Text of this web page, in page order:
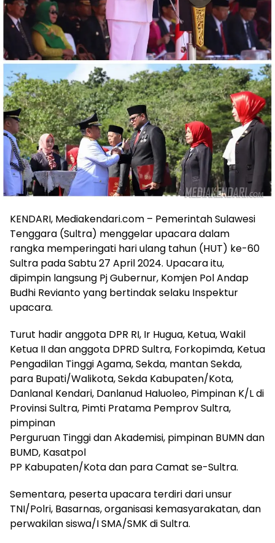
KENDARI, Mediakendari.com – Pemerintah Sulawesi
Tenggara (Sultra) menggelar upacara dalam
rangka memperingati hari ulang tahun (HUT) ke-60
Sultra pada Sabtu 27 April 2024. Upacara itu,
dipimpin langsung Pj Gubernur, Komjen Pol Andap
Budhi Revianto yang bertindak selaku Inspektur
upacara.
Turut hadir anggota DPR RI, Ir Hugua, Ketua, Wakil
Ketua II dan anggota DPRD Sultra, Forkopimda, Ketua
Pengadilan Tinggi Agama, Sekda, mantan Sekda,
para Bupati/Walikota, Sekda Kabupaten/Kota,
Danlanal Kendari, Danlanud Haluoleo, Pimpinan K/L di
Provinsi Sultra, Pimti Pratama Pemprov Sultra,
pimpinan
Perguruan Tinggi dan Akademisi, pimpinan BUMN dan
BUMD, Kasatpol
PP Kabupaten/Kota dan para Camat se-Sultra.
Sementara, peserta upacara terdiri dari unsur
TNI/Polri, Basarnas, organisasi kemasyarakatan, dan
perwakilan siswa/I SMA/SMK di Sultra.